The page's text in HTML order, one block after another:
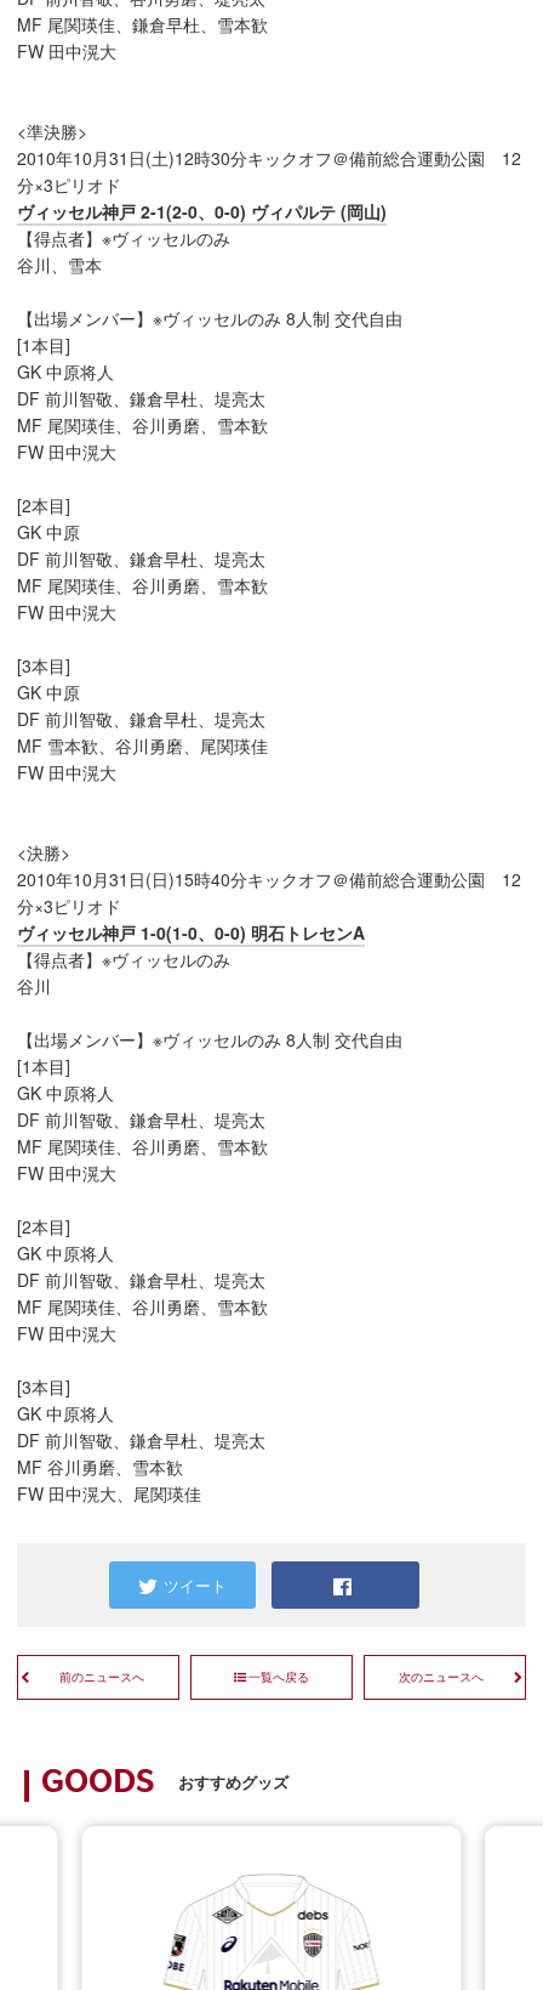
MF 尾関瑛佳、鎌倉早杜、雪本歓
FW 田中滉大
<準決勝>
2010年10月31日(土)12時30分キックオフ＠備前総合運動公園 12
分×3ピリオド
ヴィッセル神戸 2-1(2-0、0-0) ヴィパルテ (岡山)
【得点者】※ヴィッセルのみ
谷川、雪本
【出場メンバー】※ヴィッセルのみ 8人制 交代自由
[1本目]
GK 中原将人
DF 前川智敬、鎌倉早杜、堤亮太
MF 尾関瑛佳、谷川勇磨、雪本歓
FW 田中滉大
[2本目]
GK 中原
DF 前川智敬、鎌倉早杜、堤亮太
MF 尾関瑛佳、谷川勇磨、雪本歓
FW 田中滉大
[3本目]
GK 中原
DF 前川智敬、鎌倉早杜、堤亮太
MF 雪本歓、谷川勇磨、尾関瑛佳
FW 田中滉大
<決勝>
2010年10月31日(日)15時40分キックオフ＠備前総合運動公園 12
分×3ピリオド
ヴィッセル神戸 1-0(1-0、0-0) 明石トレセンA
【得点者】※ヴィッセルのみ
谷川
【出場メンバー】※ヴィッセルのみ 8人制 交代自由
[1本目]
GK 中原将人
DF 前川智敬、鎌倉早杜、堤亮太
MF 尾関瑛佳、谷川勇磨、雪本歓
FW 田中滉大
[2本目]
GK 中原将人
DF 前川智敬、鎌倉早杜、堤亮太
MF 尾関瑛佳、谷川勇磨、雪本歓
FW 田中滉大
[3本目]
GK 中原将人
DF 前川智敬、鎌倉早杜、堤亮太
MF 谷川勇磨、雪本歓
FW 田中滉大、尾関瑛佳
ツイート
前のニュースへ 一覧へ戻る 次のニュースへ
GOODS おすすめグッズ